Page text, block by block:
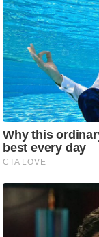
s
ला
इ
फ
स्टा
इ
ल
टे
क्नॉ
जी